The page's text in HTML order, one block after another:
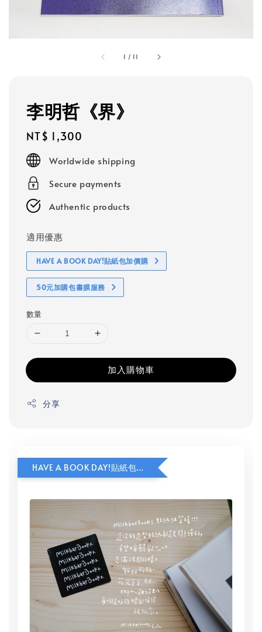
1 / 11
李明哲《界》
Regular
price
NT$ 1,300
Worldwide shipping
Secure payments
Authentic products
適用優惠
HAVE A BOOK DAY!貼紙包加價購
50元加購包書膜服務
數量
加入購物車
分享
HAVE A BOOK DAY!貼紙包加價購